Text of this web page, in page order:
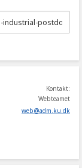
Kontakt:
Webteamet
web@adm.ku.dk